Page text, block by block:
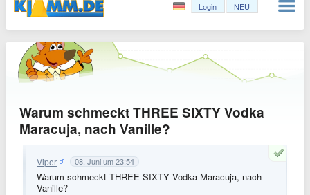
Login NEU
Warum schmeckt THREE SIXTY Vodka
Maracuja, nach Vanille?
Viper 08. Juni um 23:54
Warum schmeckt THREE SIXTY Vodka Maracuja, nach
Vanille?